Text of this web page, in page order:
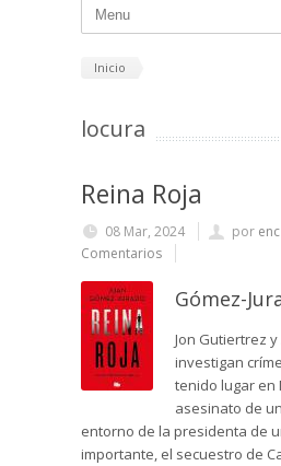
Inicio
locura
Reina Roja
08 Mar, 2024 por enc
Comentarios
Gómez-
Jon Gutiertrez
investigan
tenido lugar en
asesinato de
entorno de la presidenta de
importante, el secuestro de